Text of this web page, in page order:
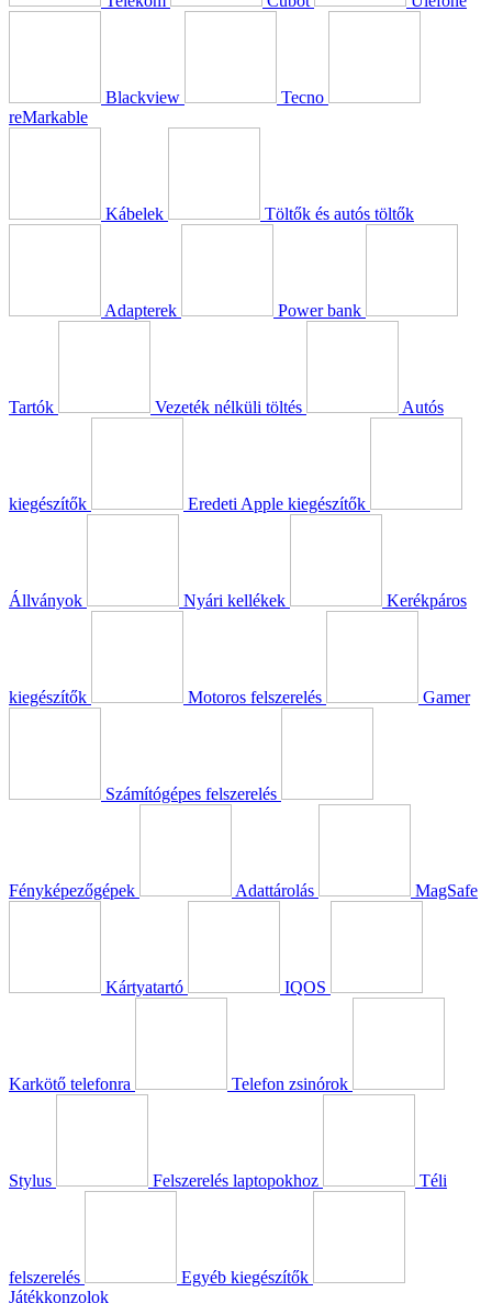
Blackview
Tecno
reMarkable
Kábelek Töltők és autós töltők
Adapterek Power bank
Tartók Vezeték nélküli töltés Autós
kiegészítők Eredeti Apple kiegészítők
Állványok Nyári kellékek Kerékpáros
kiegészítők Motoros felszerelés Gamer
Számítógépes felszerelés
Fényképezőgépek Adattárolás MagSafe
Kártyatartó IQOS
Karkötő telefonra Telefon zsinórok
Stylus Felszerelés laptopokhoz Téli
felszerelés
Egyéb kiegészítők
Játékkonzolok